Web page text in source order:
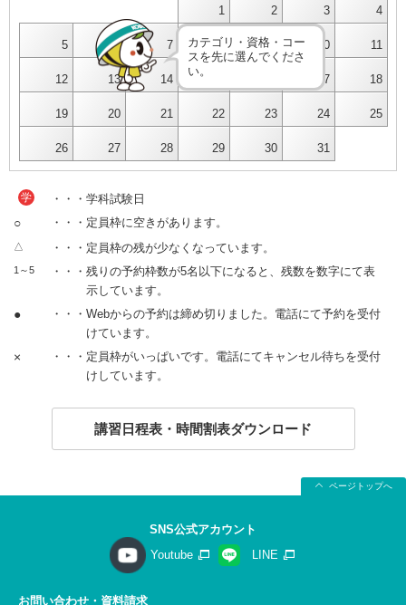
1 2 3 4
5 6 7 8 9 10 11
12 13 14 17 18
19 20 21 22 23 24 25
26 27 28 29 30 31
カテゴリ・資格・コー
スを先に選んでくださ
い。
学 ・・・学科試験日
○ ・・・定員枠に空きがあります。
△ ・・・定員枠の残が少なくなっています。
1～5
・・・残りの予約枠数が5名以下になると、残数を数字にて表
示しています。
●
・・・Webからの予約は締め切りました。電話にて予約を受付
けています。
×
・・・定員枠がいっぱいです。電話にてキャンセル待ちを受付
けしています。
講習日程表・時間割表ダウンロード
ページトップへ
SNS公式アカウント
Youtube
LINE
お問い合わせ・資料請求